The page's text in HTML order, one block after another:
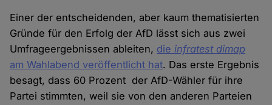
Einer der entscheidenden, aber kaum thematisierten
Gründe für den Erfolg der AfD lässt sich aus zwei
Umfrageergebnissen ableiten, dieinfratest dimap
am Wahlabend veröffentlicht hat. Das erste Ergebnis
besagt, dass 60 Prozent der AfD-Wähler für ihre
Partei stimmten, weil sie von den anderen Parteien